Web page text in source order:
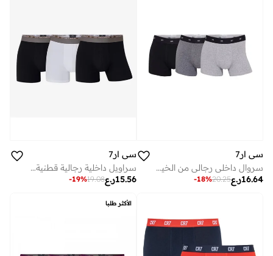
سي ار7
سروال داخلي رجالي من الخيزران قطع - بوكسر بريف ناعم فاخر معتمد من
ر.ع16.64
20.25
-18%
سي ار7
سراويل داخلية رجالية قطنية من بثلاث قطع – ملابس داخلية يومية مسامية بخصر مطاطي أيقوني من
ر.ع15.56
19.08
-19%
الأكثر طلبا